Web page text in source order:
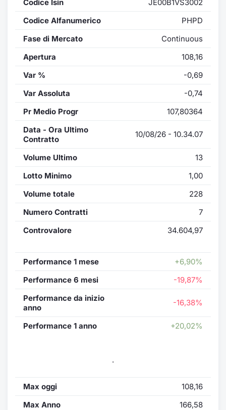
Codice Isin
JE00B1VS3002
Codice Alfanumerico
PHPD
Fase di Mercato
Continuous
Apertura
108,16
Var %
-0,69
Var Assoluta
-0,74
Pr Medio Progr
107,80364
Data - Ora Ultimo
Contratto
10/08/26 - 10.34.07
Volume Ultimo
13
Lotto Minimo
1,00
Volume totale
228
Numero Contratti
7
Controvalore
34.604,97
Performance 1 mese
+6,90%
Performance 6 mesi
-19,87%
Performance da inizio
anno
-16,38%
Performance 1 anno +20,02%
.
Max oggi
108,16
Max Anno
166,58